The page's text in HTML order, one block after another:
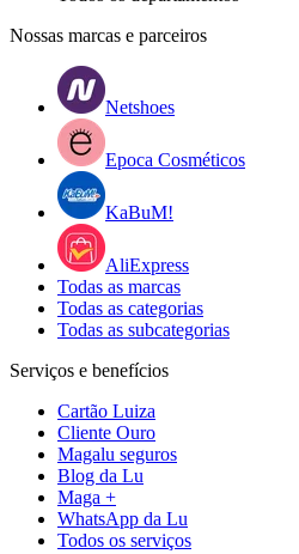
Nossas marcas e parceiros
Netshoes
Epoca Cosméticos
KaBuM!
AliExpress
Todas as marcas
Todas as categorias
Todas as subcategorias
Serviços e benefícios
Cartão Luiza
Cliente Ouro
Magalu seguros
Blog da Lu
Maga +
WhatsApp da Lu
Todos os serviços